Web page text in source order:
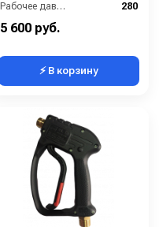
Рабочее давление (бар):
280
5 600 руб.
⚡ В корзину